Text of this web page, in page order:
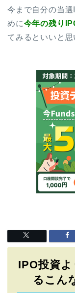
今まで自分の当
めに今年の残り
てみるといいと
IPO投資
るこん